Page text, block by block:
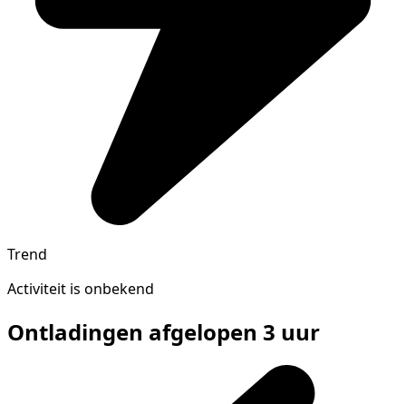
Trend
Activiteit is onbekend
Ontladingen afgelopen 3 uur